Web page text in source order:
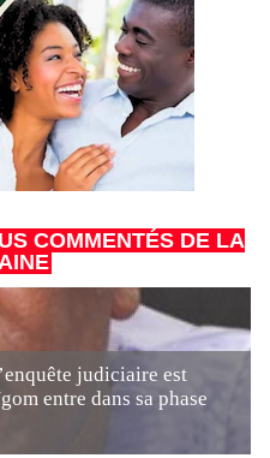
COMMENTÉS DE LA
judiciaire est
entre dans sa phase